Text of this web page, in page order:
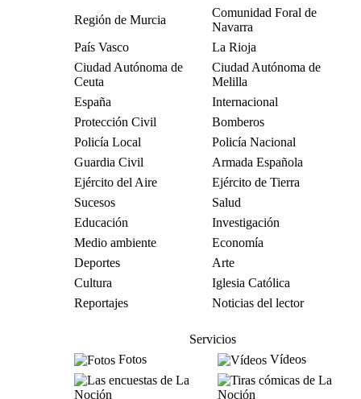
Región de Murcia
Comunidad Foral de
Navarra
País Vasco
La Rioja
Ciudad Autónoma de
Ceuta
Ciudad Autónoma de
Melilla
España
Internacional
Protección Civil
Bomberos
Policía Local
Policía Nacional
Guardia Civil
Armada Española
Ejército del Aire
Ejército de Tierra
Sucesos
Salud
Educación
Investigación
Medio ambiente
Economía
Deportes
Arte
Cultura
Iglesia Católica
Reportajes
Noticias del lector
Servicios
Fotos
Vídeos